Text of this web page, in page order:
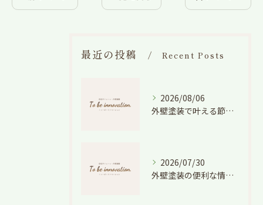
最近の投稿 Recent Posts
2026/08/06
外壁塗装で叶える節電効果と愛知県の相場や色選びのポイントを徹底解説
2026/07/30
外壁塗装の便利な情報と失敗しない色や費用判断のコツを徹底解説